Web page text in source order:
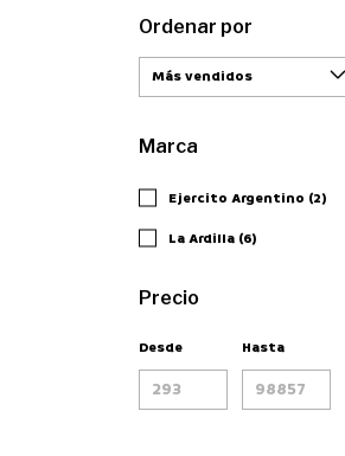
Ordenar por
Marca
Ejercito Argentino (2)
La Ardilla (6)
Precio
Desde Hasta